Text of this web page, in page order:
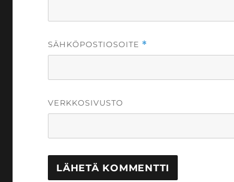
SÄHKÖPOSTIOSOITE *
VERKKOSIVUSTO